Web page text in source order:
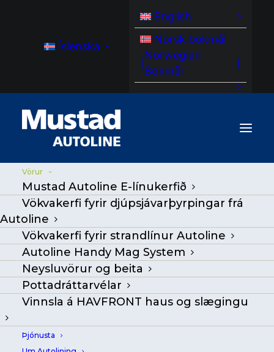
Íslenska
English
Norsk bokmål
(
Norwegian
Bokmål
)
Vörur
Mustad Autoline E-línukerfið
Vökvakerfi fyrir djúpsjávarþyrpingar frá
Autoline
Vökvakerfi fyrir strandlínur Autoline
Autoline Handy Mag System
Neysluvörur og beita
Pottadráttarvélar
Vinnsla á HAVFRONT haus og slægingu
Þjónusta
Pottadráttarvélar